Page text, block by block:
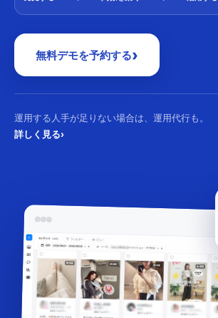
無料デモを予約する›
運用する人手が足りない場合は、運用代行も。
詳しく見る›